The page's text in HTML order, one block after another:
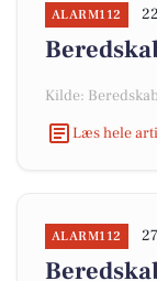
ALARM112
Kilde:
Læs hele
ALARM112